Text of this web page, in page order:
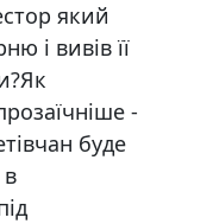
який
і вивів її
-
буде